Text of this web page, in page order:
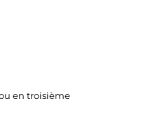
en troisième